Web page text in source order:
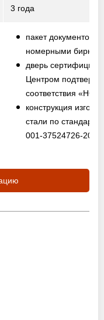
3 года
пакет документов с
номерными
дверь
Центром
соответствия
конструкция
стали по
001-37524726-2012